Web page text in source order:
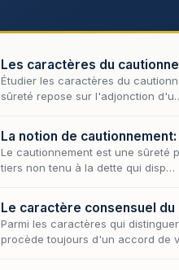
Les caractères du
Étudier les caractères du
sûreté repose sur l'adjonction
La notion de
Le cautionnement est une sûreté
tiers non tenu à la dette qui disp…
Le caractère consensuel
Parmi les caractères qui
procède toujours d'un accord de